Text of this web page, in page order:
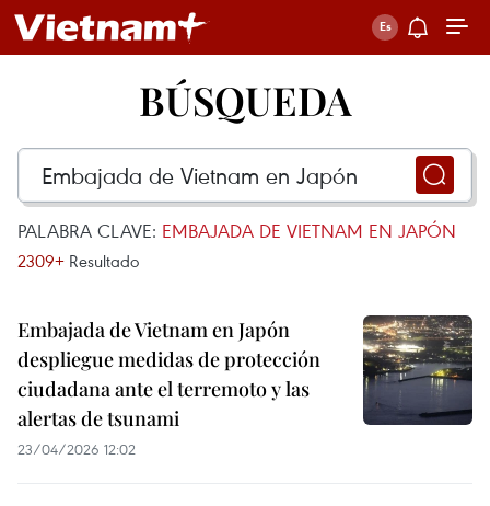
BÚSQUEDA
PALABRA CLAVE: EMBAJADA DE VIETNAM EN JAPÓN
2309+ Resultado
Embajada de Vietnam en Japón
despliegue medidas de protección
ciudadana ante el terremoto y las
alertas de tsunami
23/04/2026 12:02